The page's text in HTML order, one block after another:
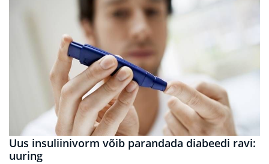
Uus insuliinivorm võib parandada diabeedi ravi:
uuring